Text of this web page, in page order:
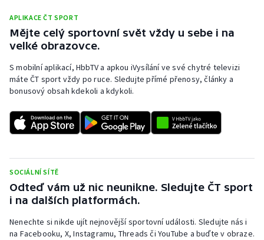
Rychlobruslení
Short track
Sportovní střelba
Triatlon
Veslování
Vodní slalom
APLIKACE ČT SPORT
Mějte celý sportovní svět vždy u sebe i na
velké obrazovce.
S mobilní aplikací, HbbTV a apkou iVysílání ve své chytré televizi
máte ČT sport vždy po ruce. Sledujte přímé přenosy, články a
bonusový obsah kdekoli a kdykoli.
SOCIÁLNÍ SÍTĚ
Odteď vám už nic neunikne. Sledujte ČT sport
i na dalších platformách.
Nenechte si nikde ujít nejnovější sportovní události. Sledujte nás i
na Facebooku, X, Instagramu, Threads či YouTube a buďte v obraze.